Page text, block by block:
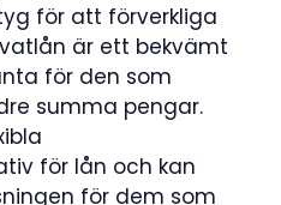
för att förverkliga
är ett bekvämt
för den som
summa pengar.
för lån och kan
för dem som